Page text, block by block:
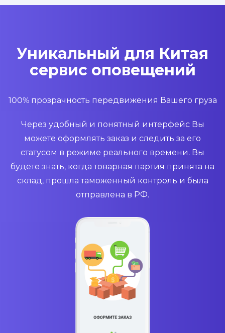
Уникальный для Китая
сервис оповещений
100% прозрачность передвижения Вашего груза
Через удобный и понятный интерфейс Вы
можете оформлять заказ и следить за его
статусом в режиме реального времени. Вы
будете знать, когда товарная партия принята на
склад, прошла таможенный контроль и была
отправлена в РФ.